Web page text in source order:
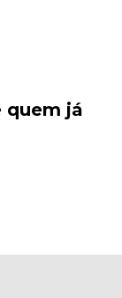
quem já